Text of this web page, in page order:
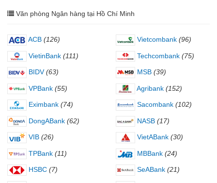
Văn phòng Ngân hàng tại Hồ Chí Minh
ACB (126) Vietcombank (96)
VietinBank (111) Techcombank (75)
BIDV (63) MSB (39)
VPBank (55) Agribank (152)
Eximbank (74) Sacombank (102)
DongABank (62) NASB (17)
VIB (26) VietABank (30)
TPBank (11) MBBank (24)
HSBC (7) SeABank (21)